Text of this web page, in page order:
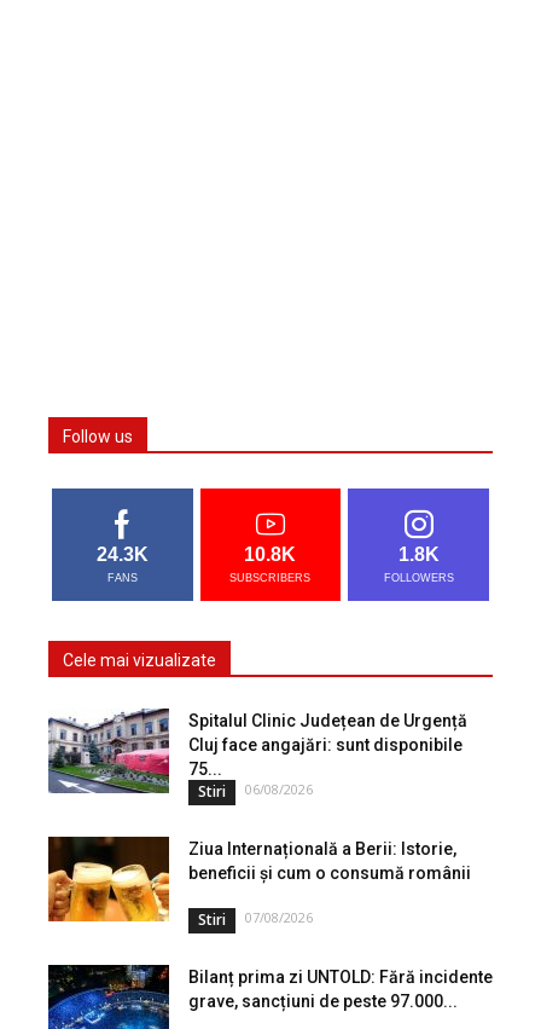
Follow us
24.3K
FANS
10.8K
SUBSCRIBERS
1.8K
FOLLOWERS
Cele mai vizualizate
Spitalul Clinic Județean de Urgență
Cluj face angajări: sunt disponibile
75...
Stiri 06/08/2026
Ziua Internațională a Berii: Istorie,
beneficii și cum o consumă românii
Stiri 07/08/2026
Bilanț prima zi UNTOLD: Fără incidente
grave, sancțiuni de peste 97.000...